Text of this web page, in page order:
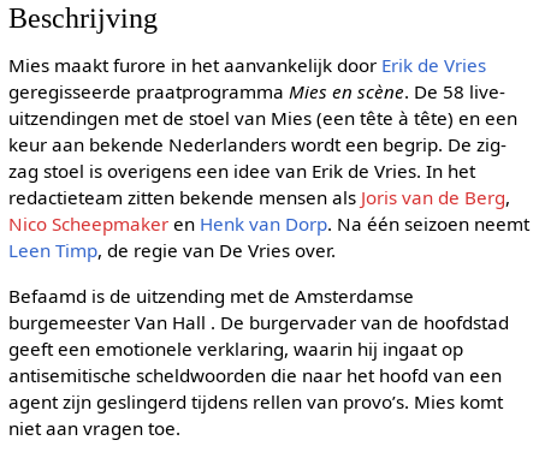
Beschrijving
Mies maakt furore in het aanvankelijk door Erik de Vries
geregisseerde praatprogramma Mies en scène. De 58 live-
uitzendingen met de stoel van Mies (een tête à tête) en een
keur aan bekende Nederlanders wordt een begrip. De zig-
zag stoel is overigens een idee van Erik de Vries. In het
redactieteam zitten bekende mensen als Joris van de Berg,
Nico Scheepmakeren Henk van Dorp. Na één seizoen neemt
Leen Timp, de regie van De Vries over.
Befaamd is de uitzending met de Amsterdamse
burgemeester Van Hall . De burgervader van de hoofdstad
geeft een emotionele verklaring, waarin hij ingaat op
antisemitische scheldwoorden die naar het hoofd van een
agent zijn geslingerd tijdens rellen van provo’s. Mies komt
niet aan vragen toe.